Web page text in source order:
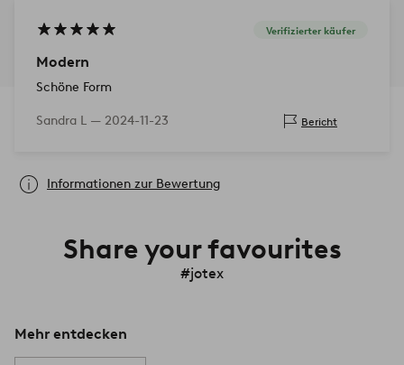
Verifizierter käufer
Modern
Schöne Form
Sandra L — 2024-11-23 Bericht
Informationen zur Bewertung
Share your favourites
#jotex
Mehr entdecken